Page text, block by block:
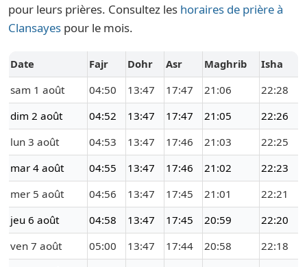
pour leurs prières. Consultez les horaires de prière à
Clansayes pour le mois.
Date Fajr Dohr Asr Maghrib
Isha
sam 1 août
04:50 13:47 17:47 21:06
22:28
dim 2 août
04:52 13:47 17:47 21:05
22:26
lun 3 août
04:53 13:47 17:46 21:03
22:25
mar 4 août
04:55 13:47 17:46 21:02
22:23
mer 5 août
04:56 13:47 17:45 21:01
22:21
jeu 6 août
04:58 13:47 17:45 20:59
22:20
ven 7 août
05:00 13:47 17:44 20:58
22:18